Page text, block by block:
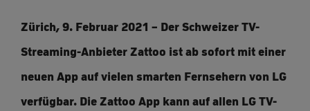
Zürich, 9. Februar 2021 – Der Schweizer TV-
Streaming-Anbieter Zattoo ist ab sofort mit einer
neuen App auf vielen smarten Fernsehern von LG
verfügbar. Die Zattoo App kann auf allen LG TV-